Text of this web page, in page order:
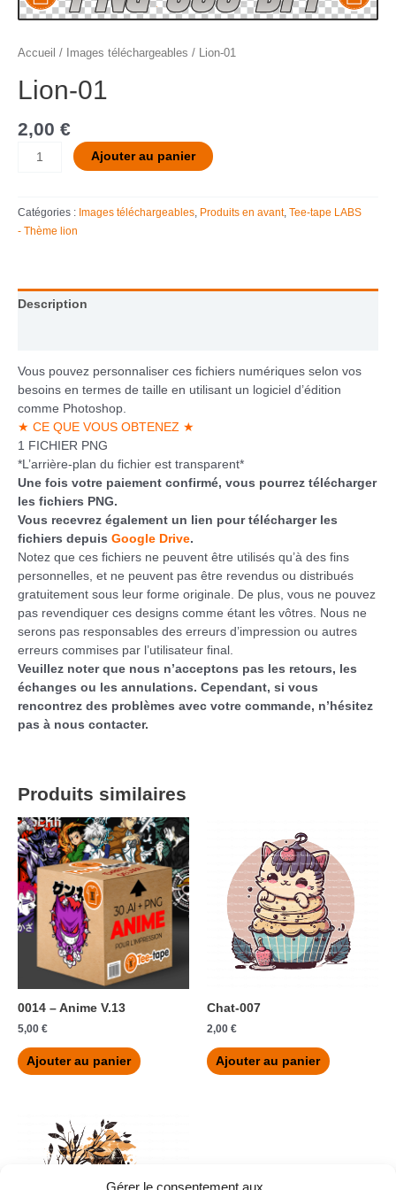
Gérer le consentement aux
Accueil / Images téléchargeables / Lion-01
Lion-01
2,00 €
Ajouter au panier
Catégories : Images téléchargeables Produits en avant, Tee-tape LABS
- Thème lion
Description
Vous pouvez personnaliser ces fichiers numériques selon vos
besoins en termes de taille en utilisant un logiciel d’édition
comme Photoshop.
★ CE QUE VOUS OBTENEZ ★
1 FICHIER PNG
*L’arrière-plan du fichier est transparent*
Une fois votre paiement confirmé, vous pourrez télécharger
les fichiers PNG.
Vous recevrez également un lien pour télécharger les
fichiers depuis Google Drive.
Notez que ces fichiers ne peuvent être utilisés qu’à des fins
personnelles, et ne peuvent pas être revendus ou distribués
gratuitement sous leur forme originale. De plus, vous ne pouvez
pas revendiquer ces designs comme étant les vôtres. Nous ne
serons pas responsables des erreurs d’impression ou autres
erreurs commises par l’utilisateur final.
Veuillez noter que nous n’acceptons pas les retours, les
échanges ou les annulations. Cependant, si vous
rencontrez des problèmes avec votre commande, n’hésitez
pas à nous contacter.
Produits similaires
0014 – Anime V.13
5,00 €
Ajouter au panier
Chat-007
2,00 €
Ajouter au panier